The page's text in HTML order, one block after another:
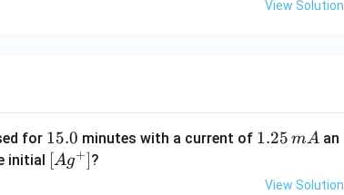
View Solution
for 1
5.
15.0 minutes with a current of 1.
5
1.25 mA an
initial \lef
[Ag+]?
View Solution